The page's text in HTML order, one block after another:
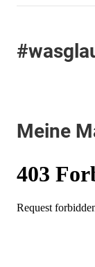
Meine